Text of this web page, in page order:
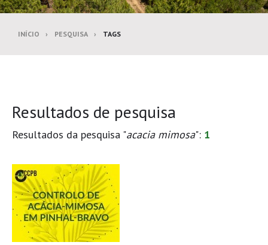
INÍCIO PESQUISA TAGS
Resultados de pesquisa
Resultados da pesquisa "acacia mimosa": 1